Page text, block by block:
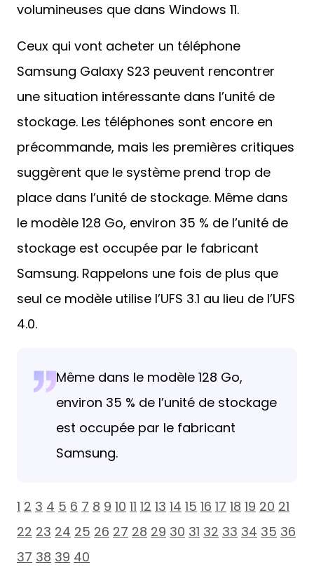
volumineuses que dans Windows 11.
Ceux qui vont acheter un téléphone
Samsung Galaxy S23 peuvent rencontrer
une situation intéressante dans l’unité de
stockage. Les téléphones sont encore en
précommande, mais les premières critiques
suggèrent que le système prend trop de
place dans l’unité de stockage. Même dans
le modèle 128 Go, environ 35 % de l’unité de
stockage est occupée par le fabricant
Samsung. Rappelons une fois de plus que
seul ce modèle utilise l’UFS 3.1 au lieu de l’UFS
4.0.
Même dans le modèle 128 Go,
environ 35 % de l’unité de stockage
est occupée par le fabricant
Samsung.
1 2 3 4 5 6 7 8 9 10 11 12 13 14 15 16 17 18 19 20 21
22 23 24 25 26 27 28 29 30 31 32 33 34 35 36
37 38 39 40